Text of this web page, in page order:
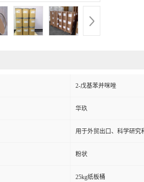
2-戊基苯并咪唑
华玖
用于外贸出口、科学研究
粉状
25kg纸板桶